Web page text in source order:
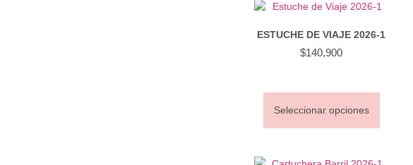
ESTUCHE DE VIAJE 2026-1
$140,900
Seleccionar opciones